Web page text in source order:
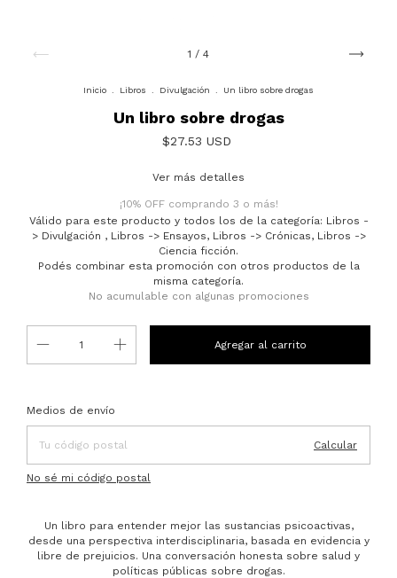
1 / 4
Inicio Libros Divulgación Un libro sobre drogas
Un libro sobre drogas
$27.53 USD
Ver más detalles
¡10% OFF comprando 3 o más!
Válido para este producto y todos los de la categoría: Libros -
> Divulgación , Libros -> Ensayos, Libros -> Crónicas, Libros ->
Ciencia ficción.
Podés combinar esta promoción con otros productos de la
misma categoría.
No acumulable con algunas promociones
Entregas para el CP:
Medios de envío
Calcular
No sé mi código postal
Un libro para entender mejor las sustancias psicoactivas,
desde una perspectiva interdisciplinaria, basada en evidencia y
libre de prejuicios. Una conversación honesta sobre salud y
políticas públicas sobre drogas.